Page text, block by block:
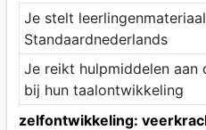
Je stelt
Standaardnederlands
Je reikt hulpmiddelen aan
bij hun taalontwikkeling
zelfontwikkeling: